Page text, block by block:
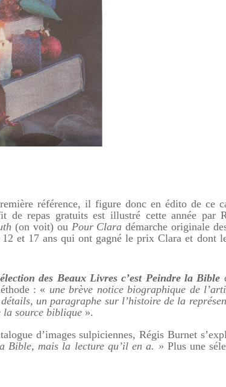
référence, il figure donc en édito de ce
de repas gratuits est illustré cette année par
(on voit) ou Pour Clara démarche originale
et 17 ans qui ont gagné le prix Clara et dont
des Beaux Livres c’est Peindre la Bible
: « une brève notice biographique de
un paragraphe sur l’histoire de la
la source biblique ».
d’images sulpiciennes,Régis Burnet
Bible, mais la lecture qu’il en a. » Plus une